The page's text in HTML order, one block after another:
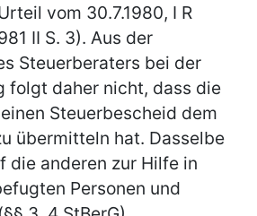
vom 30.7.1980, I R
II S. 3). Aus der
Steuerberaters bei der
folgt daher nicht, dass die
Steuerbescheid dem
übermitteln hat. Dasselbe
die anderen zur Hilfe in
Personen und